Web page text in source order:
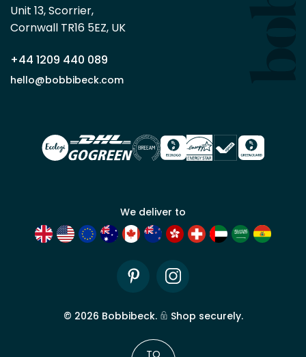
minimum
en
partenaire
commercial
Demander
un compte
Unit 13, Scorrier,
Cornwall TR16 5EZ, UK
+44 1209 440 089
hello@bobbibeck.com
We deliver to
PinterestInstagram
© 2026 Bobbibeck. Shop securely.
TO